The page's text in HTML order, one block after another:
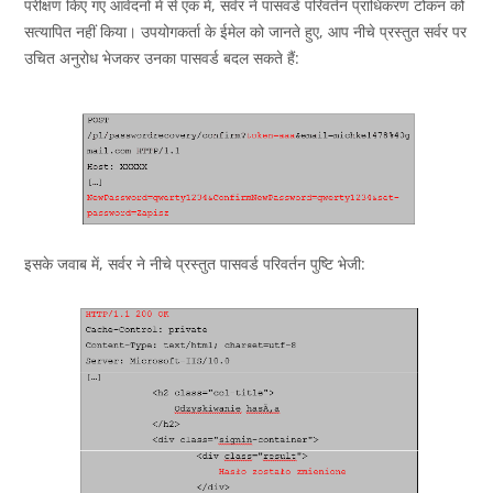
परीक्षण किए गए आवेदनों में से एक में, सर्वर ने पासवर्ड परिवर्तन प्राधिकरण टोकन को
सत्यापित नहीं किया। उपयोगकर्ता के ईमेल को जानते हुए, आप नीचे प्रस्तुत सर्वर पर
उचित अनुरोध भेजकर उनका पासवर्ड बदल सकते हैं:
इसके जवाब में, सर्वर ने नीचे प्रस्तुत पासवर्ड परिवर्तन पुष्टि भेजी: